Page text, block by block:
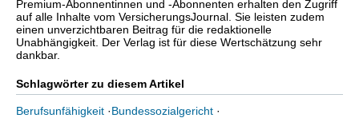
Premium-Abonnentinnen und -Abonnenten erhalten den Zugriff
auf alle Inhalte vom VersicherungsJournal. Sie leisten zudem
einen unverzichtbaren Beitrag für die redaktionelle
Unabhängigkeit. Der Verlag ist für diese Wertschätzung sehr
dankbar.
Schlagwörter zu diesem Artikel
Berufsunfähigkeit ·Bundessozialgericht ·